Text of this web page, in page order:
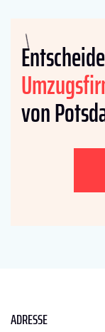
von
ADRESSE